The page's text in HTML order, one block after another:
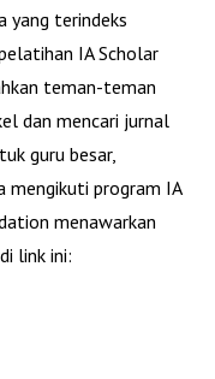
yang terindeks
IA Scholar
teman-teman
dan mencari jurnal
guru besar,
mengikuti program IA
menawarkan
link ini: